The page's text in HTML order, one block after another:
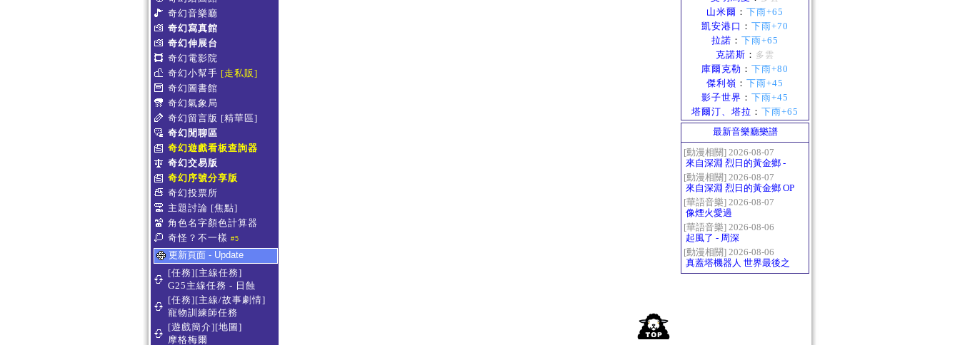
奇幻音樂廳
奇幻寫真館
奇幻伸展台
奇幻電影院
奇幻小幫手 [走私販]
奇幻圖書館
奇幻氣象局
奇幻留言版 [精華區]
奇幻閒聊區
奇幻遊戲看板查詢器
奇幻交易版
奇幻序號分享版
奇幻投票所
主題討論 [焦點]
角色名字顏色計算器
奇怪？不一樣 #5
更新頁面 - Update
[任務][主線任務]
G25主線任務 - 日蝕
[任務][主線/故事劇情]
寵物訓練師任務
[遊戲簡介][地圖]
摩格梅爾
山米爾 ： 下雨+65
凱安港口 ： 下雨+70
拉諾 ： 下雨+65
克諾斯 ： 多雲
庫爾克勒 ： 下雨+80
傑利嶺 ： 下雨+45
影子世界 ： 下雨+45
塔爾汀、塔拉 ： 下雨+65
最新音樂廳樂譜
[動漫相關] 2026-08-07
來自深淵 烈日的黃金鄉 -
Gravity
[動漫相關] 2026-08-07
來自深淵 烈日的黃金鄉 OP
- かたち(Katachi)
[華語音樂] 2026-08-07
像煙火愛過
[華語音樂] 2026-08-06
起風了 - 周深
[動漫相關] 2026-08-06
真蓋塔機器人 世界最後之
日OP2 HEATS